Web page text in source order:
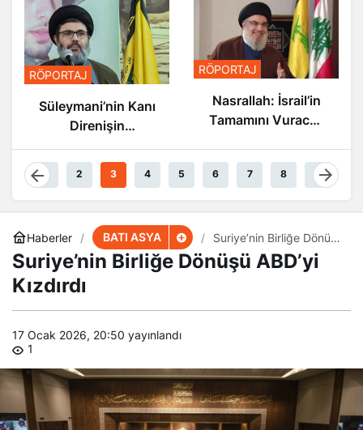
RÖPORTAJ
Süleymani’nin Kanı
Direnişin
Damarlarında
Akıyor
RÖPORTAJ
Nasrallah: İsrail’in
Tamamını Vuracak
1 2 3 4 5 6 7 8 9
Haberler BATI ASYA
Suriye’nin Birliğe Dönüşü
ABD’yi Kızdırdı
Suriye’nin Birliğe Dönüşü ABD’yi
Kızdırdı
17 Ocak 2026, 20:50 yayınlandı
1